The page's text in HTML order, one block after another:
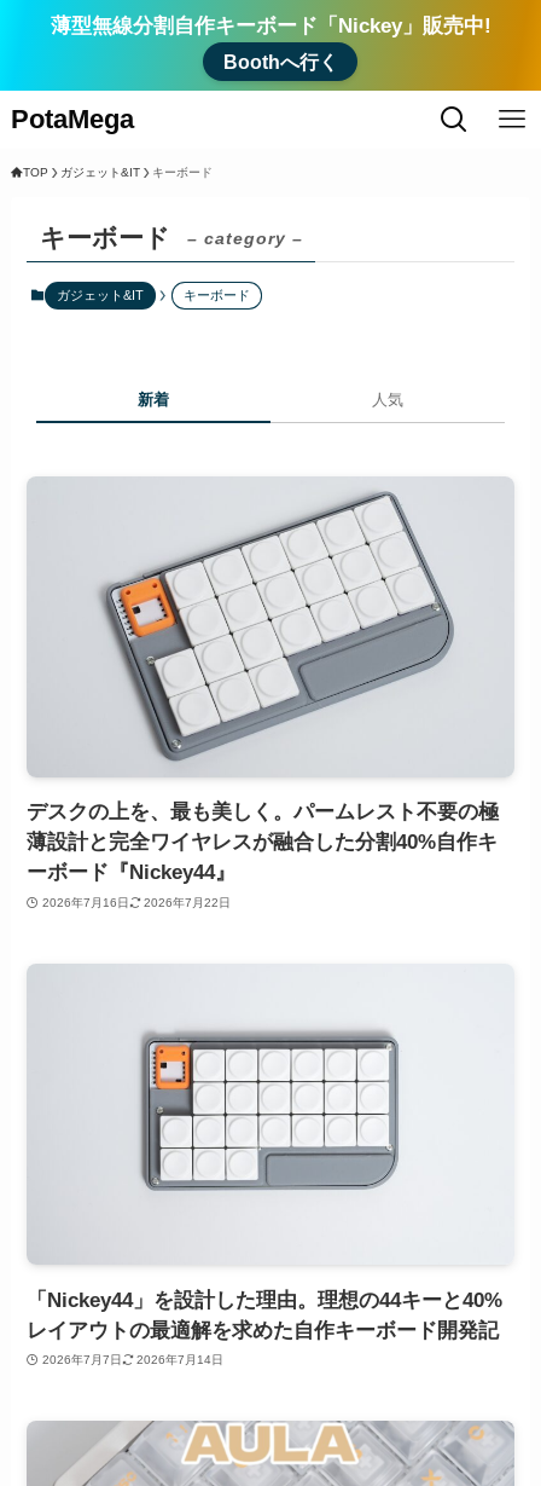
薄型無線分割自作キーボード「Nickey」販売中!
Boothへ行く
PotaMega
TOP ガジェット&IT キーボード
キーボード – category –
ガジェット&IT キーボード
新着 人気
デスクの上を、最も美しく。パームレスト不要の極
薄設計と完全ワイヤレスが融合した分割40%自作キ
ーボード『Nickey44』
2026年7月16日 2026年7月22日
「Nickey44」を設計した理由。理想の44キーと40%
レイアウトの最適解を求めた自作キーボード開発記
2026年7月7日 2026年7月14日